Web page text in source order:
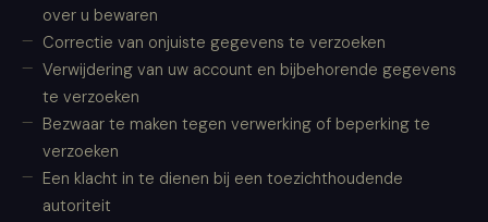
over u bewaren
Correctie van onjuiste gegevens te verzoeken
Verwijdering van uw account en bijbehorende gegevens
te verzoeken
Bezwaar te maken tegen verwerking of beperking te
verzoeken
Een klacht in te dienen bij een toezichthoudende
autoriteit